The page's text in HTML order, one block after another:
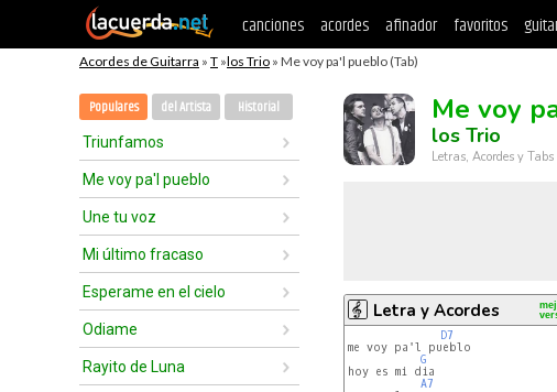
canciones acordes afinador favoritos
Acordes de Guitarra » T »los Trio » Me voy pa'l pueblo (Tab)
Populares del Artista Historial
Triunfamos
Me voy pa'l pueblo
Une tu voz
Mi último fracaso
Esperame en el cielo
Odiame
Rayito de Luna
Me voy
los Trio
Letras, Acordes y
Letra y Acordes
D7
me voy pa'l pueblo
G
hoy es mi dia
A7